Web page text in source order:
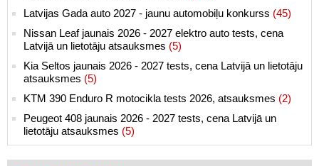
Latvijas Gada auto 2027 - jaunu automobiļu konkurss (45)
Nissan Leaf jaunais 2026 - 2027 elektro auto tests, cena
Latvijā un lietotāju atsauksmes (5)
Kia Seltos jaunais 2026 - 2027 tests, cena Latvijā un lietotāju
atsauksmes (5)
KTM 390 Enduro R motocikla tests 2026, atsauksmes (2)
Peugeot 408 jaunais 2026 - 2027 tests, cena Latvijā un
lietotāju atsauksmes (5)